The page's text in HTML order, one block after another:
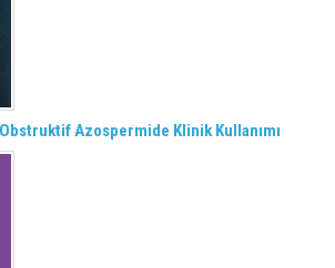
Azospermide Klinik Kullanımı